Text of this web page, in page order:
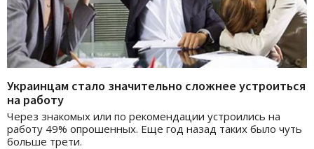
Украинцам стало значительно сложнее устроиться
на работу
Через знакомых или по рекомендации устроились на
работу 49% опрошенных. Еще год назад таких было чуть
больше трети.